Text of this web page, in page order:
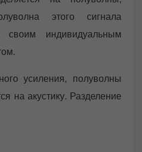
этого сигнала
своим индивидуальным
усиления, полуволны
на акустику. Разделение